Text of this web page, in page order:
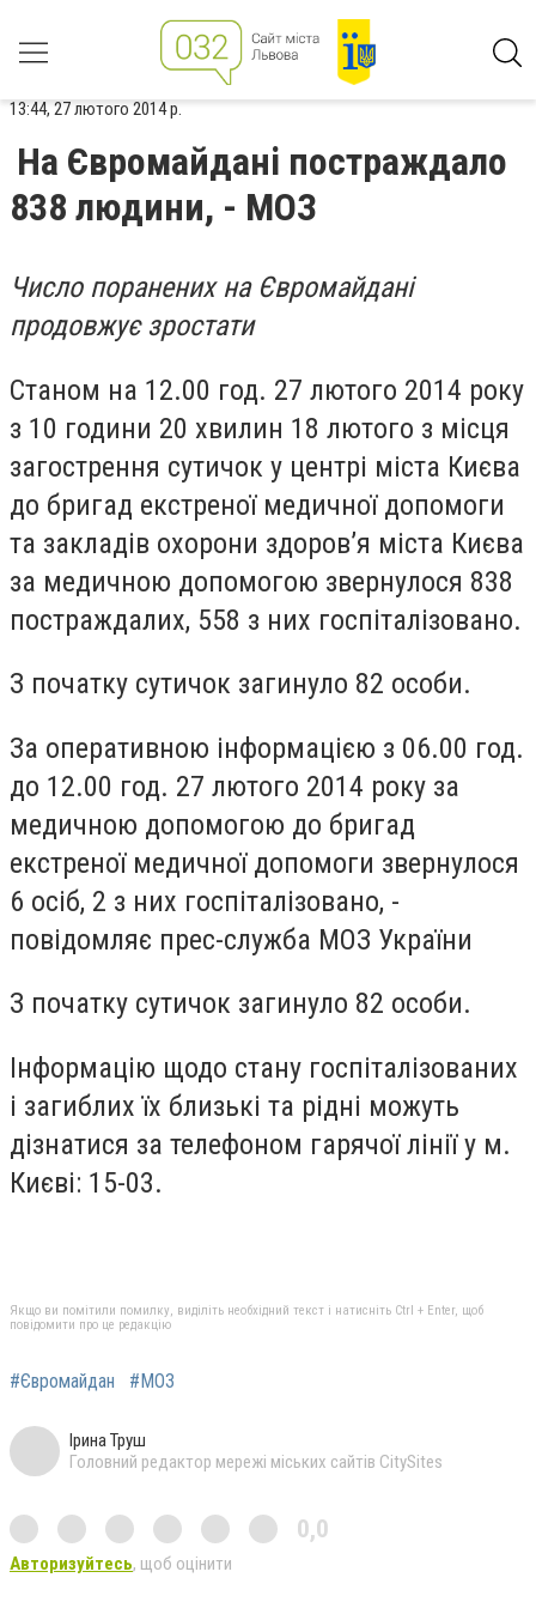
13:44, 27 лютого 2014 р.
На Євромайдані постраждало
838 людини, - МОЗ
Число поранених на Євромайдані
продовжує зростати
Станом на 12.00 год. 27 лютого 2014 року
з 10 години 20 хвилин 18 лютого з місця
загострення сутичок у центрі міста Києва
до бригад екстреної медичної допомоги
та закладів охорони здоров’я міста Києва
за медичною допомогою звернулося 838
постраждалих, 558 з них госпіталізовано.
З початку сутичок загинуло 82 особи.
За оперативною інформацією з 06.00 год.
до 12.00 год. 27 лютого 2014 року за
медичною допомогою до бригад
екстреної медичної допомоги звернулося
6 осіб, 2 з них госпіталізовано, -
повідомляє прес-служба МОЗ України
З початку сутичок загинуло 82 особи.
Інформацію щодо стану госпіталізованих
і загиблих їх близькі та рідні можуть
дізнатися за телефоном гарячої лінії у м.
Києві: 15-03.
Якщо ви помітили помилку, виділіть необхідний текст і натисніть Ctrl + Enter, щоб
повідомити про це редакцію
#Євромайдан #МОЗ
Ірина Труш
Головний редактор мережі міських сайтів CitySites
0,0
Авторизуйтесь, щоб оцінити